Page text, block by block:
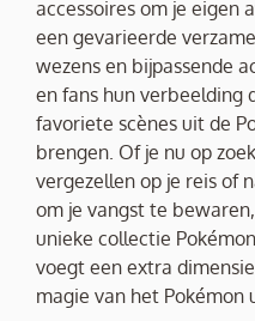
accessoires om je eigen
een gevarieerde
wezens en bijpassende
en fans hun verbeelding
favoriete scènes uit de
brengen. Of je nu op
vergezellen op je reis of
om je vangst te
unieke collectie
voegt een extra
magie van het Pokémon